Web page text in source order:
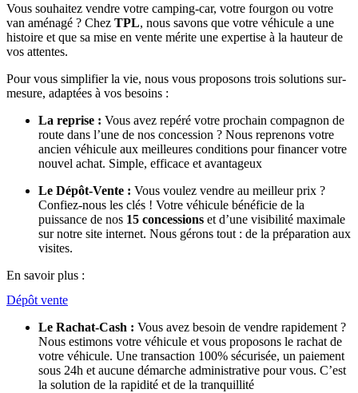
Vous souhaitez vendre votre camping-car, votre fourgon ou votre
van aménagé ? Chez TPL, nous savons que votre véhicule a une
histoire et que sa mise en vente mérite une expertise à la hauteur de
vos attentes.
Pour vous simplifier la vie, nous vous proposons trois solutions sur-
mesure, adaptées à vos besoins :
La reprise : Vous avez repéré votre prochain compagnon de
route dans l’une de nos concession ? Nous reprenons votre
ancien véhicule aux meilleures conditions pour financer votre
nouvel achat. Simple, efficace et avantageux
Le Dépôt-Vente : Vous voulez vendre au meilleur prix ?
Confiez-nous les clés ! Votre véhicule bénéficie de la
puissance de nos 15 concessions et d’une visibilité maximale
sur notre site internet. Nous gérons tout : de la préparation aux
visites.
En savoir plus :
Dépôt vente
Le Rachat-Cash : Vous avez besoin de vendre rapidement ?
Nous estimons votre véhicule et vous proposons le rachat de
votre véhicule. Une transaction 100% sécurisée, un paiement
sous 24h et aucune démarche administrative pour vous. C’est
la solution de la rapidité et de la tranquillité